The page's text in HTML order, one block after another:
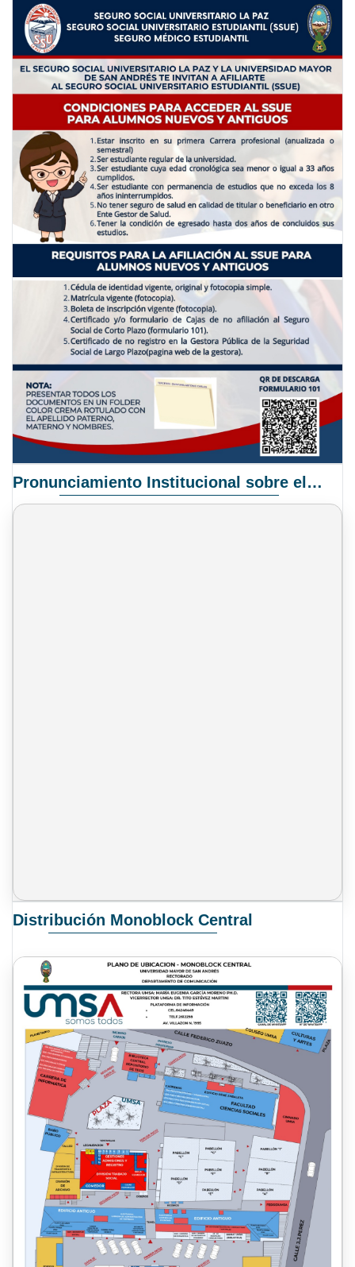
Pronunciamiento Institucional sobre el Proyecto de Ley N° 068/2025-2026 C.S.
Distribución Monoblock Central